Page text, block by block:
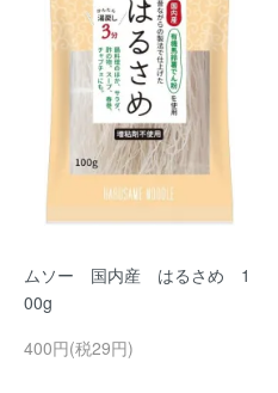
ムソー 国内産 はるさめ 1
00g
400円(税29円)